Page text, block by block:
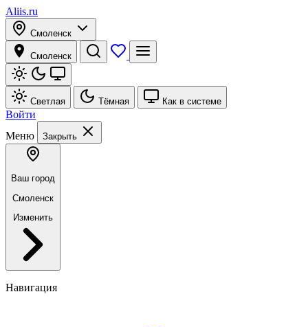
Aliis.ru
Смоленск
Смоленск
Светлая Тёмная Как в системе
Войти
Меню
Закрыть
Ваш город
Смоленск
Изменить
Навигация